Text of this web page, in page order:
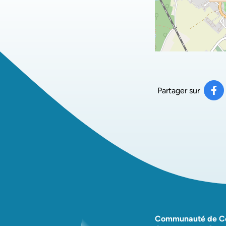
Partager sur
Communauté de